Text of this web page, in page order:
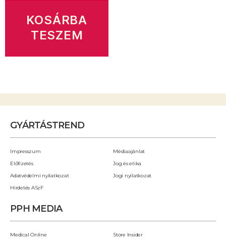
KOSÁRBA
TESZEM
GYÁRTÁSTREND
Impresszum
Médiaajánlat
Előfizetés
Jog és etika
Adatvédelmi nyilatkozat
Jogi nyilatkozat
Hirdetés ASzF
PPH MEDIA
Medical Online Store Insider